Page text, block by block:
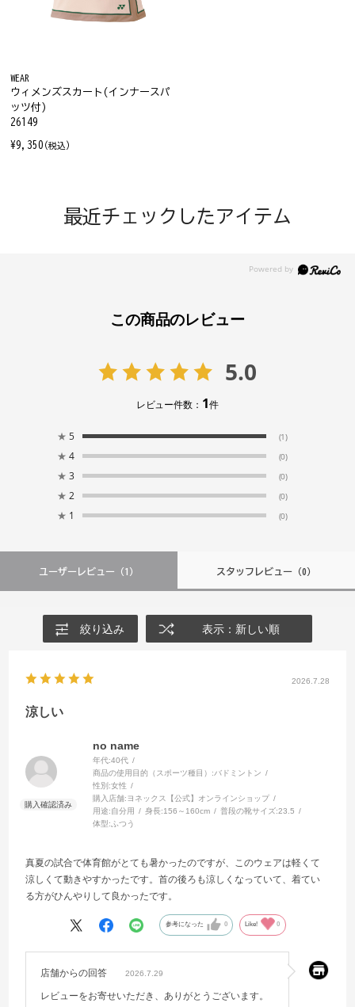
WEAR
ウィメンズスカート(インナースパ
ッツ付)
26149
¥9,350 (税込)
最近チェックしたアイテム
この商品のレビュー
5.0
レビュー件数： 1件
★ 5 (1)
★ 4 (0)
★ 3 (0)
★ 2 (0)
★ 1 (0)
ユーザーレビュー （1） スタッフレビュー（0）
絞り込み 表示：新しい順
2026.7.28
涼しい
no name
年代:40代
商品の使用目的（スポーツ種目）:バドミントン
性別:女性
購入店舗: ヨネックス【公式】オンラインショップ
用途:自分用 身長:156～160cm 普段の靴サイズ:23.5
体型: ふつう
真夏の試合で体育館がとても暑かったのですが、このウェアは軽くて
涼しくて動きやすかったです。首の後ろも涼しくなっていて、着てい
る方がひんやりして良かったです。
参考になった 0 Like! 0
店舗からの回答 2026.7.29
レビューをお寄せいただき、ありがとうございます。